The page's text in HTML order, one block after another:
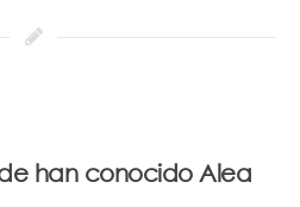
han conocido Alea